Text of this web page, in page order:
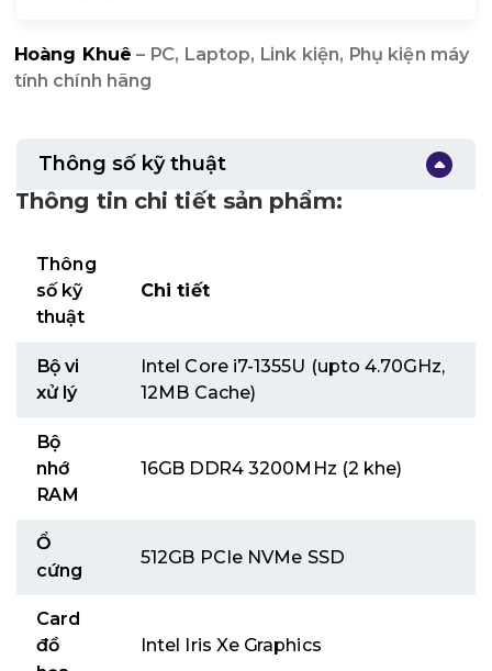
Hoàng Khuê – PC, Laptop, Link kiện, Phụ kiện máy
tính chính hãng
Thông số kỹ thuật
Thông tin chi tiết sản phẩm:
Thông
số kỹ
thuật
Chi tiết
Bộ vi
xử lý
Intel Core i7-1355U (upto 4.70GHz,
12MB Cache)
Bộ
nhớ
RAM
16GB DDR4 3200MHz (2 khe)
Ổ
cứng
512GB PCIe NVMe SSD
Card
đồ
Intel Iris Xe Graphics